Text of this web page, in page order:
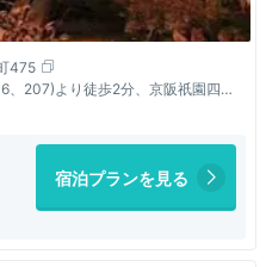
475
207)より徒歩2分、京阪祇園四条
宿泊プランを見る